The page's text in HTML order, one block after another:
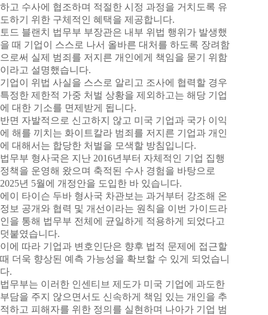
하고 수사에 협조하며 적절한 시정 과정을 거치도록 유
도하기 위한 구체적인 혜택을 제공합니다.
토드 블랜치 법무부 부장관은 내부 위법 행위가 발생했
을 때 기업이 스스로 나서 올바른 대처를 하도록 장려함
으로써 실제 범죄를 저지른 개인에게 책임을 묻기 위함
이라고 설명했습니다.
기업이 위법 사실을 스스로 알리고 조사에 협력할 경우
특정한 제한적 가중 처벌 상황을 제외하고는 해당 기업
에 대한 기소를 면제받게 됩니다.
반면 자발적으로 신고하지 않고 미국 기업과 국가 이익
에 해를 끼치는 화이트칼라 범죄를 저지른 기업과 개인
에 대해서는 합당한 처벌을 모색할 방침입니다.
법무부 형사국은 지난 2016년부터 자체적인 기업 집행
정책을 운영해 왔으며 축적된 수사 경험을 바탕으로
2025년 5월에 개정안을 도입한 바 있습니다.
에이 타이슨 두바 형사국 차관보는 과거부터 강조해 온
정보 공개와 협력 및 개선이라는 원칙을 이번 가이드라
인을 통해 법무부 전체에 균일하게 적용하게 되었다고
덧붙였습니다.
이에 따라 기업과 변호인단은 향후 법적 문제에 접근할
때 더욱 향상된 예측 가능성을 확보할 수 있게 되었습니
다.
법무부는 이러한 인센티브 제도가 미국 기업에 과도한
부담을 주지 않으면서도 신속하게 책임 있는 개인을 추
적하고 피해자를 위한 정의를 실현하며 나아가 기업 범